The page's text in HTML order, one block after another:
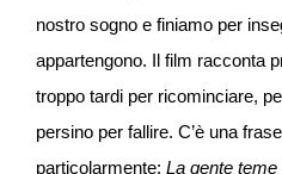
nostro sogno e finiamo per
appartengono. Il film racconta
troppo tardi per ricominciare,
persino per fallire. C’è una
particolarmente: La gente teme